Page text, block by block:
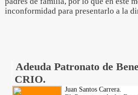
inconformidad para presentarlo a la
Adeuda Patronato de
CRIO.
Juan Santos Carrera.